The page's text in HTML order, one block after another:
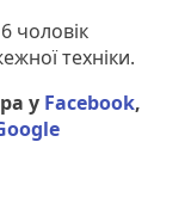
чоловік
техніки.
у Facebook,